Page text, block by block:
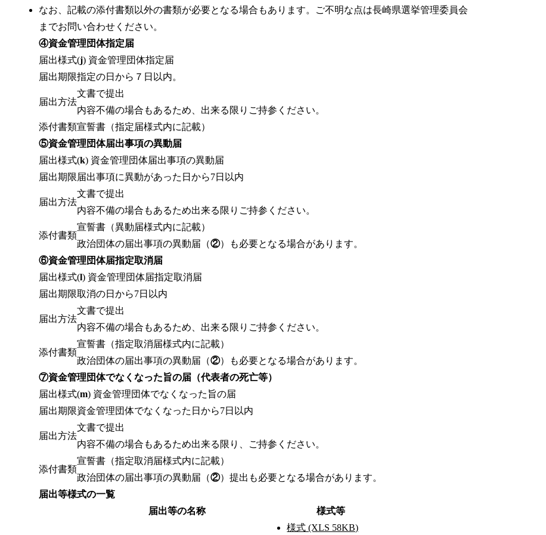
なお、記載の添付書類以外の書類が必要となる場合もあります。ご不明な点は長崎県選挙管理委員会
までお問い合わせください。
④資金管理団体指定届
届出様式(j) 資金管理団体指定届
届出期限指定の日から７日以内。
届出方法
文書で提出
内容不備の場合もあるため、出来る限りご持参ください。
添付書類宣誓書（指定届様式内に記載）
⑤資金管理団体届出事項の異動届
届出様式(k) 資金管理団体届出事項の異動届
届出期限届出事項に異動があった日から7日以内
届出方法
文書で提出
内容不備の場合もあるため出来る限りご持参ください。
添付書類
宣誓書（異動届様式内に記載）
政治団体の届出事項の異動届（②）も必要となる場合があります。
⑥資金管理団体届指定取消届
届出様式(l) 資金管理団体届指定取消届
届出期限取消の日から7日以内
届出方法
文書で提出
内容不備の場合もあるため、出来る限りご持参ください。
添付書類
宣誓書（指定取消届様式内に記載）
政治団体の届出事項の異動届（②）も必要となる場合があります。
⑦資金管理団体でなくなった旨の届（代表者の死亡等）
届出様式(m) 資金管理団体でなくなった旨の届
届出期限資金管理団体でなくなった日から7日以内
届出方法
文書で提出
内容不備の場合もあるため出来る限り、ご持参ください。
添付書類
宣誓書（指定取消届様式内に記載）
政治団体の届出事項の異動届（②）提出も必要となる場合があります。
届出等様式の一覧
届出等の名称
様式等
様式 (XLS 58KB)